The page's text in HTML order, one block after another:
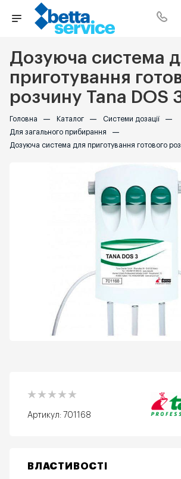
Дозуюча система
приготування
розчину Tana DOS
Головна — Каталог — Системи дозації —
Для загального прибирання —
Дозуюча система для приготування готового
Артикул: 701168
ВЛАСТИВОСТІ